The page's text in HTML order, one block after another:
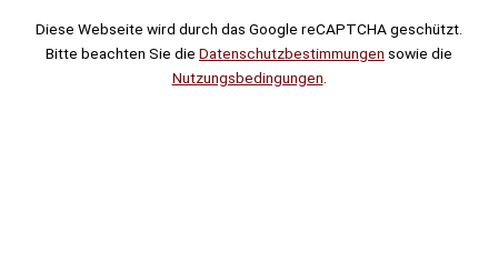
Diese Webseite wird durch das Google reCAPTCHA geschützt.
Bitte beachten Sie die Datenschutzbestimmungen sowie die
Nutzungsbedingungen